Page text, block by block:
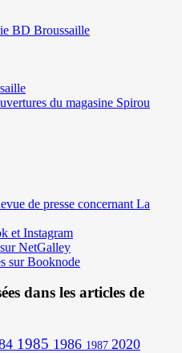
BD Broussaille
du magasine Spirou
de presse concernant La
et Instagram
NetGalley
sur Booknode
dans les articles de
1985 1986 1987 2020